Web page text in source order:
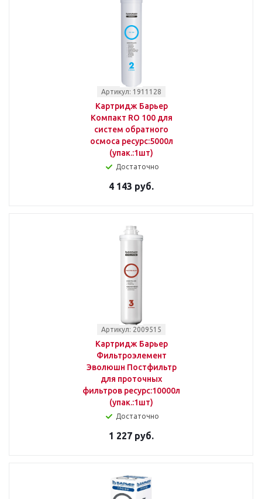
Артикул: 1911128
Картридж Барьер
Компакт RO 100 для
систем обратного
осмоса ресурс:5000л
(упак.:1шт)
Достаточно
4 143 руб.
Артикул: 2009515
Картридж Барьер
Фильтроэлемент
Эволюшн Постфильтр
для проточных
фильтров ресурс:10000л
(упак.:1шт)
Достаточно
1 227 руб.